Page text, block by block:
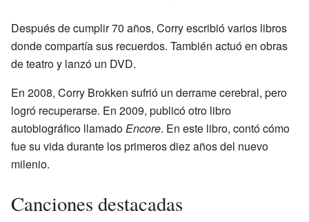
Después de cumplir 70 años, Corry escribió varios libros
donde compartía sus recuerdos. También actuó en obras
de teatro y lanzó un DVD.
En 2008, Corry Brokken sufrió un derrame cerebral, pero
logró recuperarse. En 2009, publicó otro libro
autobiográfico llamadoEncore. En este libro, contó cómo
fue su vida durante los primeros diez años del nuevo
milenio.
Canciones destacadas